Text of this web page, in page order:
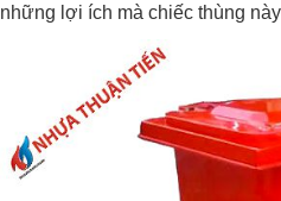
những lợi ích mà chiếc thùng